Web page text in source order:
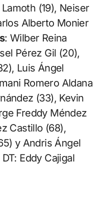
(19), Neiser
Alberto Monier
: Wilber Reina
Pérez Gil (20),
Luis Ángel
Romero Aldana
(33), Kevin
Freddy Méndez
Castillo (68),
y Andris Ángel
Eddy Cajigal